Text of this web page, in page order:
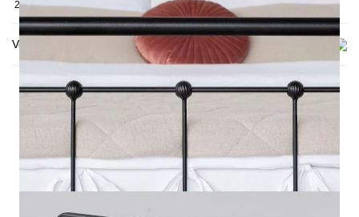
2. Karton: 1500x1050x130 mm, ≈ 33 kg
Versand & Lieferung
DAS KÖNNTE DIR AUCH